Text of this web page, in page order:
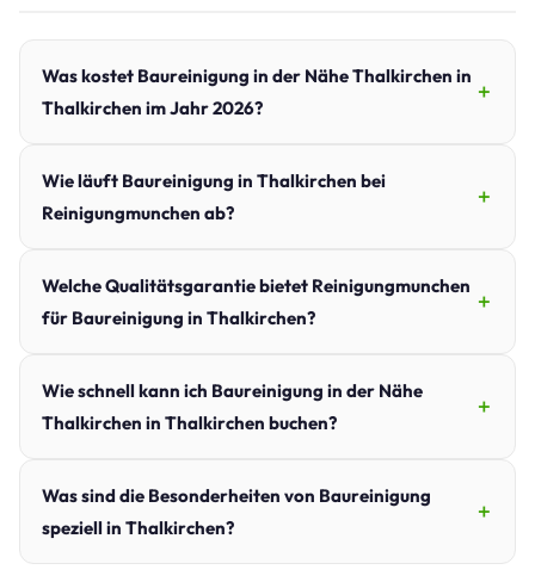
Was kostet Baureinigung in der Nähe Thalkirchen in
Thalkirchen im Jahr 2026?
Wie läuft Baureinigung in Thalkirchen bei
Reinigungmunchen ab?
Welche Qualitätsgarantie bietet Reinigungmunchen
für Baureinigung in Thalkirchen?
Wie schnell kann ich Baureinigung in der Nähe
Thalkirchen in Thalkirchen buchen?
Was sind die Besonderheiten von Baureinigung
speziell in Thalkirchen?